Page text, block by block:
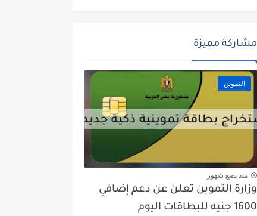
مشاركة مميزة
التموين
منذ بضع شهور
وزارة التموين تعلن عن دعم إضافي
1600 جنيه للبطاقات اليوم